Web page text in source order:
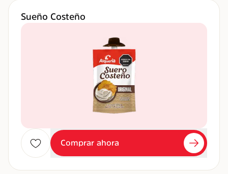
Sueño Costeño
Comprar ahora